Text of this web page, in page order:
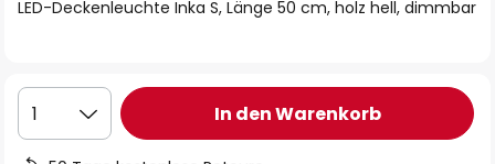
LED-Deckenleuchte Inka S, Länge 50 cm, holz hell, dimmbar
1 In den Warenkorb